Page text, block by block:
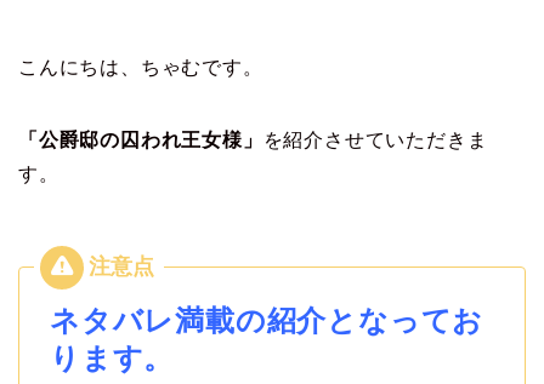
こんにちは、ちゃむです。
「公爵邸の囚われ王女様」
を紹介させていただきま
す。
ネタバレ満載の紹介となってお
ります。